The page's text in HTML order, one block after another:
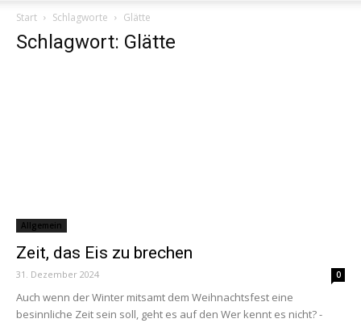
Start Schlagworte Glätte
Schlagwort: Glätte
Allgemein
Zeit, das Eis zu brechen
31. Dezember 2024 0
Auch wenn der Winter mitsamt dem Weihnachtsfest eine
besinnliche Zeit sein soll, geht es auf den Wer kennt es nicht? -